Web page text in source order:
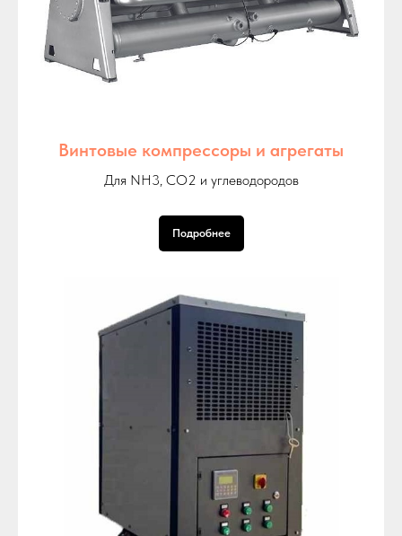
Винтовые компрессоры и агрегаты
Для NH3, СО2 и углеводородов
Подробнее